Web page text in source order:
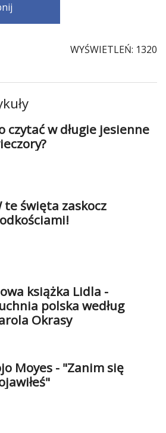
WYŚWIETLEŃ: 1320
czytać w długie jesienne
te święta zaskocz
książka Lidla -
polska według
Okrasy
Moyes - "Zanim się